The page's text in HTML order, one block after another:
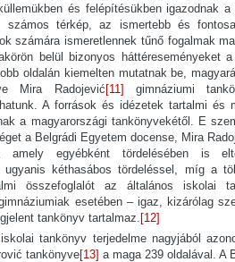
és felépítésükben igazodnak
számos térkép, az ismertebb és
számára ismeretlennek tűnő fogalmak
belül bizonyos háttéreseményeket
oldalán kiemelten mutatnak be,
Mira Radojević[11] gimnáziumi
A források és idézetek tartalmi és
a magyarországi tankönyvekétől. E
a Belgrádi Egyetem docense, Mira
amely egyébként tördelésében is
ugyanis kéthasábos tördeléssel, míg a
összefoglalót az általános iskolai
esetében – igaz, kizárólag
tankönyv tartalmaz. [12]
tankönyv terjedelme nagyjából
tankönyve[13] a maga 239 oldalával. A